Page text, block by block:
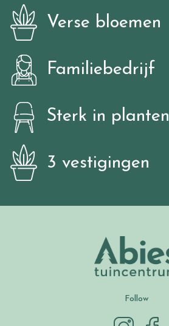
Verse bloemen
Familiebedrijf
Sterk in planten
3 vestigingen
Follow